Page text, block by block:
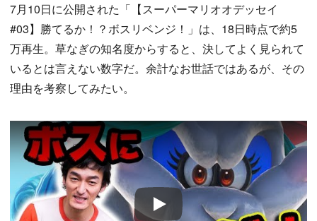
7月10日に公開された「【スーパーマリオオデッセイ
#03】勝てるか！？ボスリベンジ！」は、18日時点で約5
万再生。草なぎの知名度からすると、決してよく見られて
いるとは言えない数字だ。余計なお世話ではあるが、その
理由を考察してみたい。
Play